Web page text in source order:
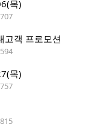
목)
고객 프로모션
목)